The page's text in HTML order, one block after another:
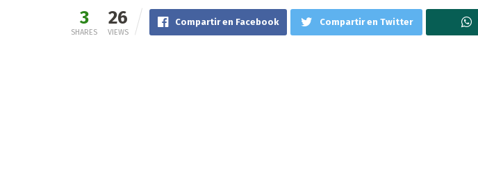
3
SHARES
26
VIEWS
Compartir en Facebook Compartir en Twitter